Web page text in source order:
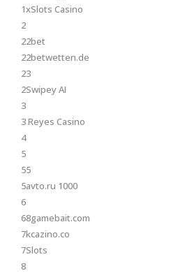
1xSlots Casino
2
22bet
22betwetten.de
23
2Swipey AI
3
3 Reyes Casino
4
5
55
5avto.ru 1000
6
68gamebait.com
7kcazino.co
7Slots
8